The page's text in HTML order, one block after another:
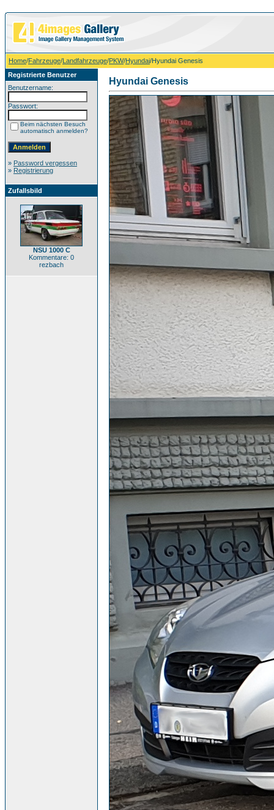
Home/Fahrzeuge/Landfahrzeuge/PKW/Hyundai/Hyundai Genesis
Registrierte Benutzer
Benutzername:
Passwort:
Beim nächsten Besuch
automatisch anmelden?
» Password vergessen
» Registrierung
Zufallsbild
NSU 1000 C
Kommentare: 0
rezbach
Hyundai Genesis